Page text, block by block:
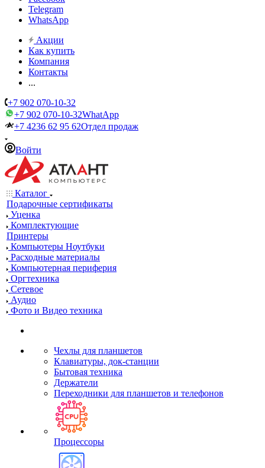
Telegram
WhatsApp
Акции
Как купить
Компания
Контакты
...
+7 902 070-10-32
+7 902 070-10-32WhatApp
+7 4236 62 95 62Отдел продаж
Войти
Каталог
Подарочные сертификаты
Уценка
Комплектующие
Принтеры
Компьютеры Ноутбуки
Расходные материалы
Компьютерная периферия
Оргтехника
Сетевое
Аудио
Фото и Видео техника
Чехлы для планшетов
Клавиатуры, док-станции
Бытовая техника
Держатели
Переходники для планшетов и телефонов
Процессоры